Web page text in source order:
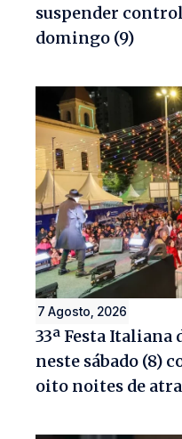
suspender
domingo (9)
7 Agosto, 2026
33ª Festa Italiana
neste sábado (8)
oito noites de